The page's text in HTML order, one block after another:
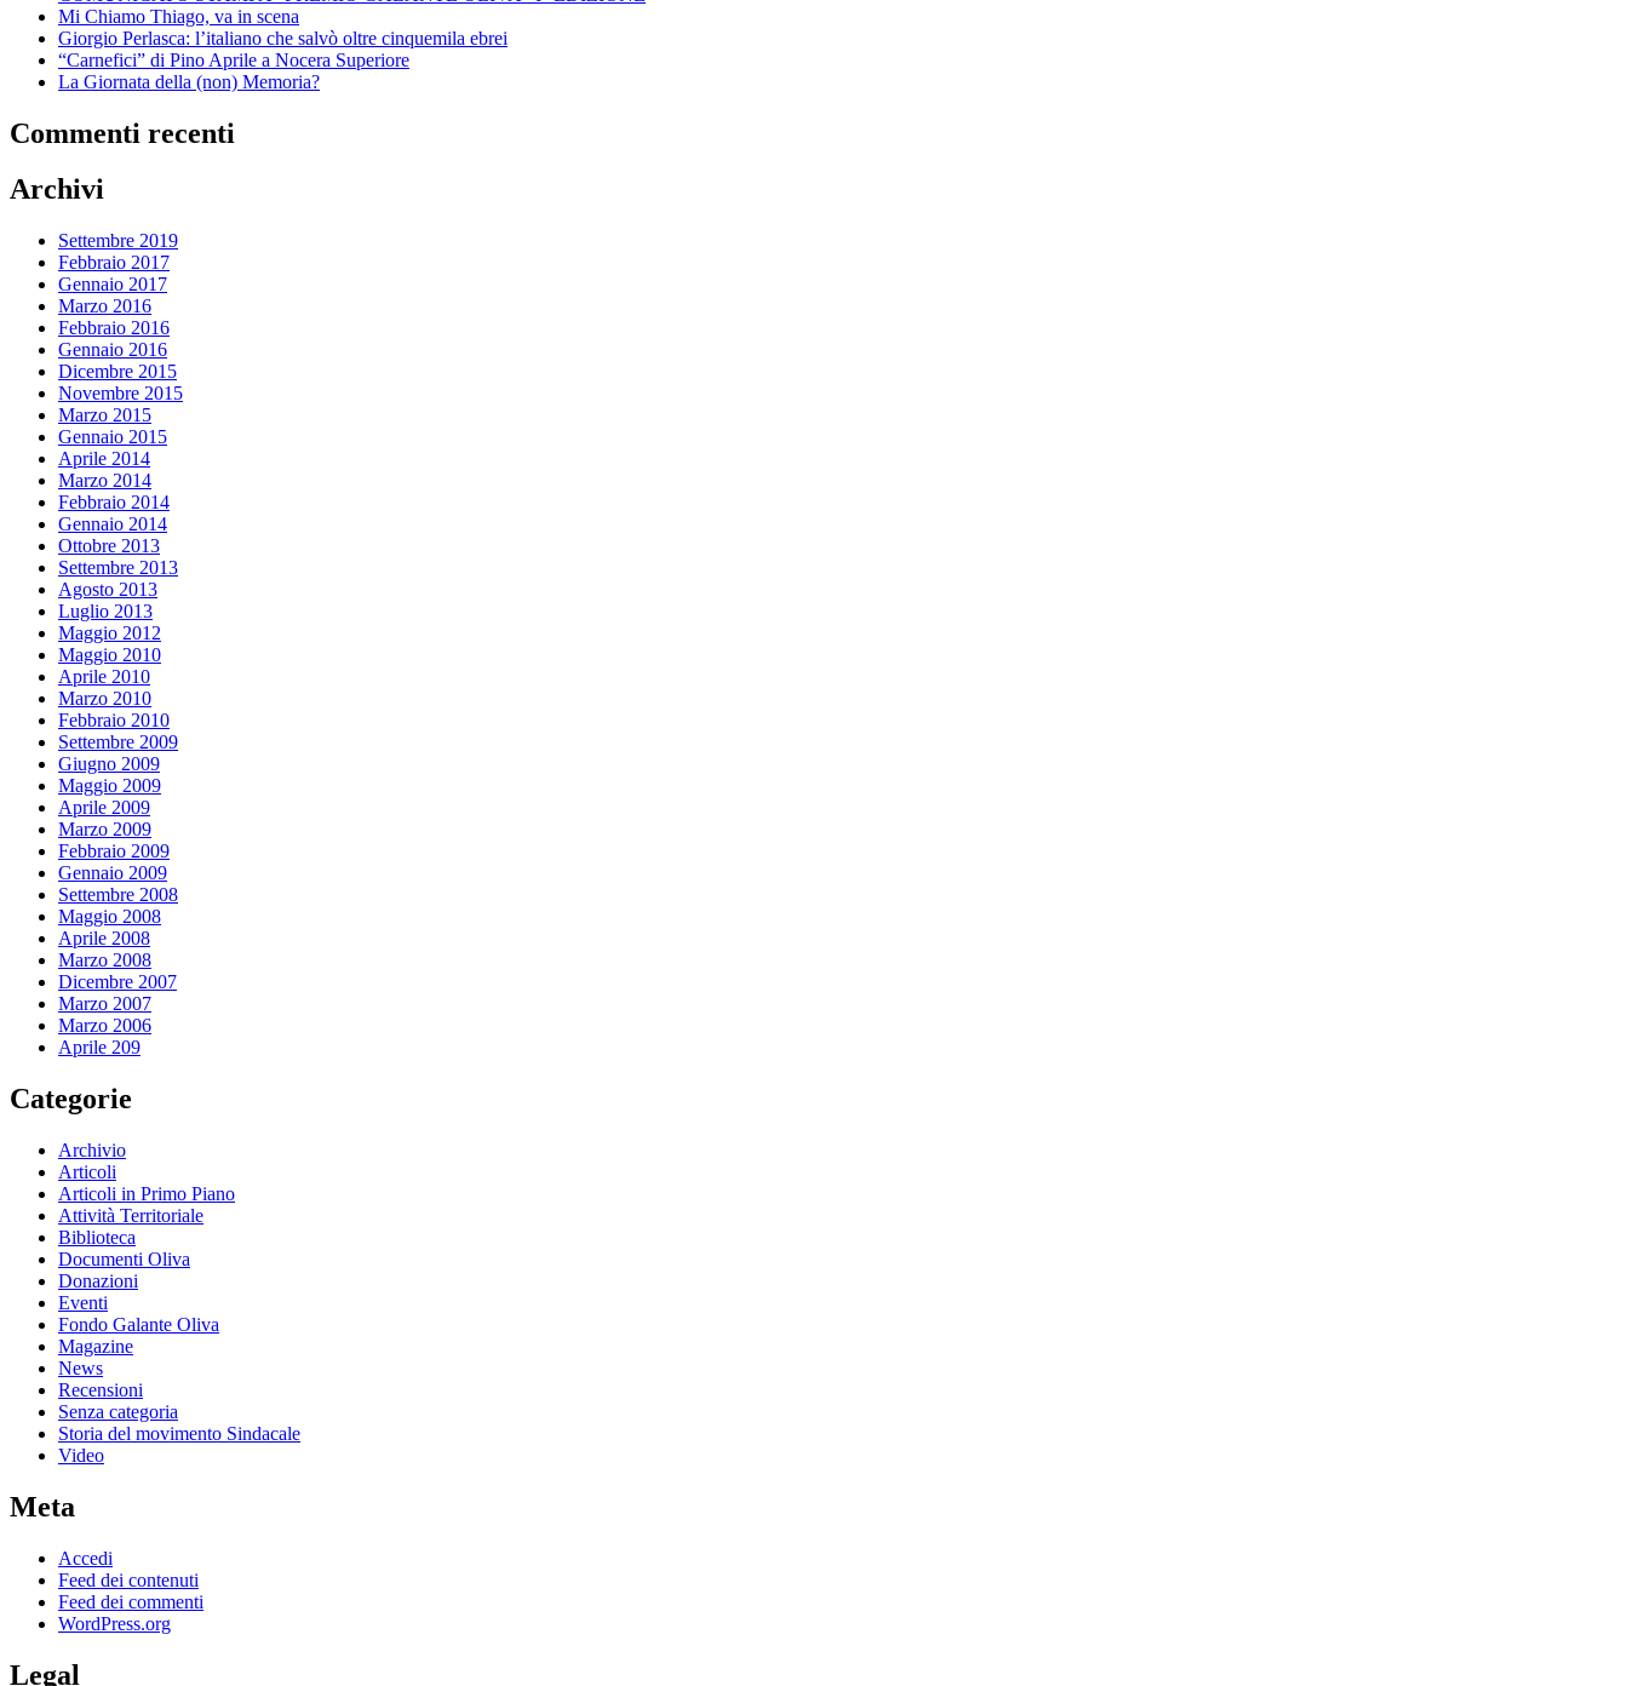
Mi Chiamo Thiago, va in scena
Giorgio Perlasca: l’italiano che salvò oltre cinquemila ebrei
“Carnefici” di Pino Aprile a Nocera Superiore
La Giornata della (non) Memoria?
Commenti recenti
Archivi
Settembre 2019
Febbraio 2017
Gennaio 2017
Marzo 2016
Febbraio 2016
Gennaio 2016
Dicembre 2015
Novembre 2015
Marzo 2015
Gennaio 2015
Aprile 2014
Marzo 2014
Febbraio 2014
Gennaio 2014
Ottobre 2013
Settembre 2013
Agosto 2013
Luglio 2013
Maggio 2012
Maggio 2010
Aprile 2010
Marzo 2010
Febbraio 2010
Settembre 2009
Giugno 2009
Maggio 2009
Aprile 2009
Marzo 2009
Febbraio 2009
Gennaio 2009
Settembre 2008
Maggio 2008
Aprile 2008
Marzo 2008
Dicembre 2007
Marzo 2007
Marzo 2006
Aprile 209
Categorie
Archivio
Articoli
Articoli in Primo Piano
Attività Territoriale
Biblioteca
Documenti Oliva
Donazioni
Eventi
Fondo Galante Oliva
Magazine
News
Recensioni
Senza categoria
Storia del movimento Sindacale
Video
Meta
Accedi
Feed dei contenuti
Feed dei commenti
WordPress.org
Legal